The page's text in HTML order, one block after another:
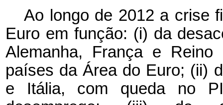
Ao longo de 2012 a crise
Euro em função: (i) da
Alemanha, França e
países da Área do Euro; (ii)
e Itália, com queda no